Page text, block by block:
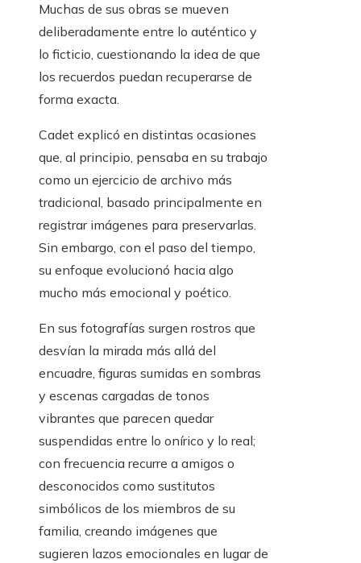
Muchas de sus obras se mueven
deliberadamente entre lo auténtico y
lo ficticio, cuestionando la idea de que
los recuerdos puedan recuperarse de
forma exacta.
Cadet explicó en distintas ocasiones
que, al principio, pensaba en su trabajo
como un ejercicio de archivo más
tradicional, basado principalmente en
registrar imágenes para preservarlas.
Sin embargo, con el paso del tiempo,
su enfoque evolucionó hacia algo
mucho más emocional y poético.
En sus fotografías surgen rostros que
desvían la mirada más allá del
encuadre, figuras sumidas en sombras
y escenas cargadas de tonos
vibrantes que parecen quedar
suspendidas entre lo onírico y lo real;
con frecuencia recurre a amigos o
desconocidos como sustitutos
simbólicos de los miembros de su
familia, creando imágenes que
sugieren lazos emocionales en lugar de